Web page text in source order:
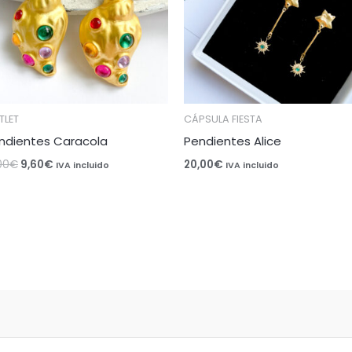
Caracola
€ 9,60€ IVA incluido
CÁPSULA FIESTA
Pendientes Alice
20,00€ IVA incluido